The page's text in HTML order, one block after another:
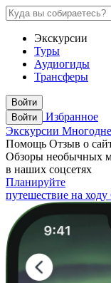
Экскурсии
Туры
Аудиогиды
Трансферы
Войти
Войти
Избранное
Экскурсии
Помощь Отзыв о
Обзоры необычных
в наших соцсетях
Планируйте
путешествие на ходу